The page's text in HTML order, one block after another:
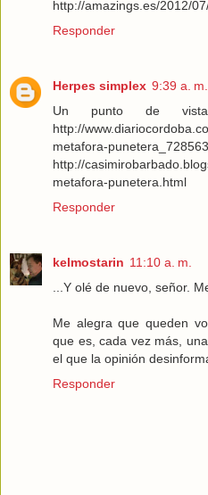
http://amazings.es/2012/
Responder
Herpes simplex 9:39 a. m.
Un punto de
http://
metafora-
http://
metafora-punetera.html
Responder
kelmostarin 11:10 a. m.
...Y olé de nuevo, señor.
Me alegra que queden
que es, cada vez más,
el que la opinión
Responder